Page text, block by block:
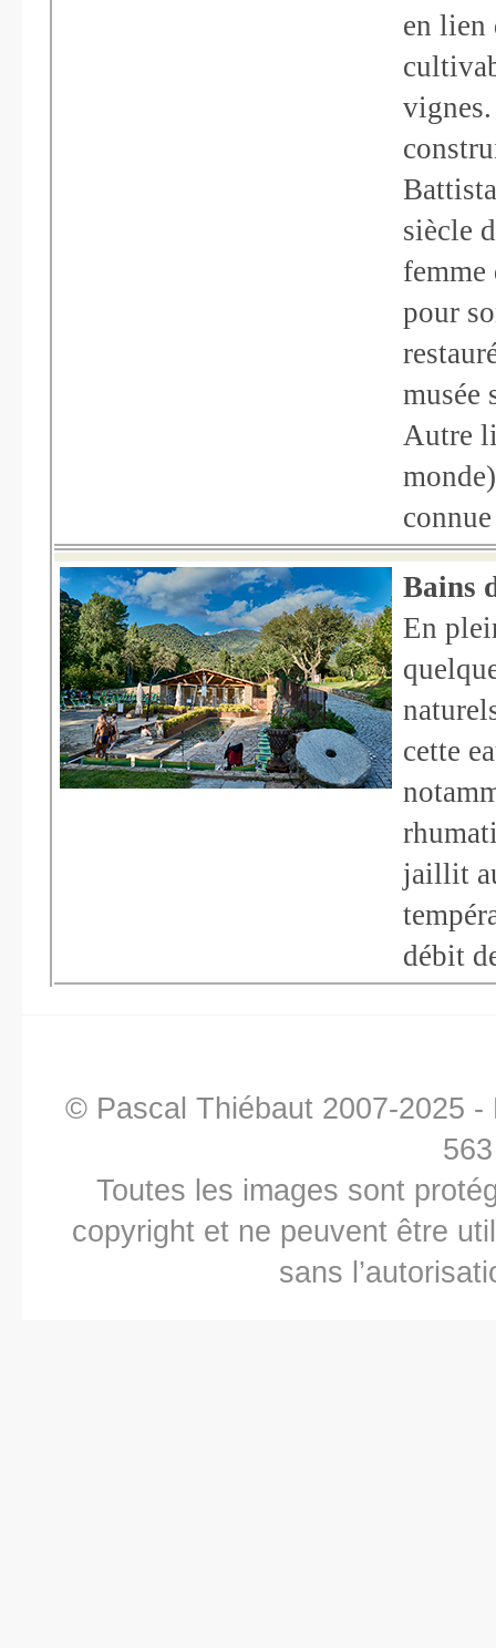
en lien
siècle
femme
pour
musée
Autre
Bains
En
cette
jaillit
débit
© Pascal Thiébaut 2007-2025 -
Toutes les images sont
copyright et ne peuvent être
sans